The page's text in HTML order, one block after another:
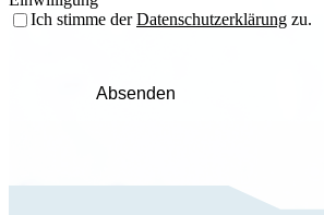
Ich stimme derDatenschutzerklärung zu.
Absenden